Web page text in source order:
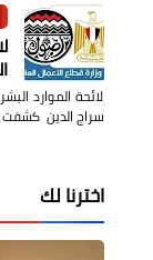
لائحة الموارد
سراج الدين كشفت
اخترنا لك